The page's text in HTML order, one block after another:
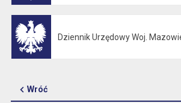
Dziennik Urzędowy Woj.
Wróć